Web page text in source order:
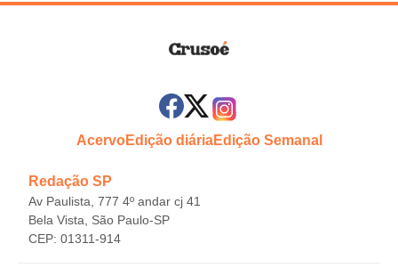
AcervoEdição diáriaEdição Semanal
Redação SP
Av Paulista, 777 4º andar cj 41
Bela Vista, São Paulo-SP
CEP: 01311-914